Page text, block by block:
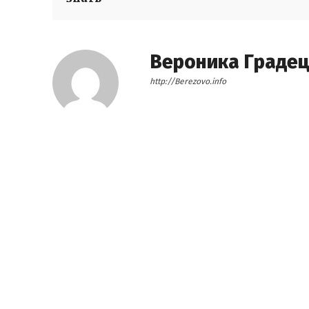
Вероника
http://Berezovo.info